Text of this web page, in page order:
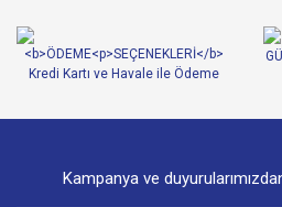
Ürün bilgilerinde hatalar bulunuyor.
Ürün fiyatı diğer sitelerden daha
Kampanya ve